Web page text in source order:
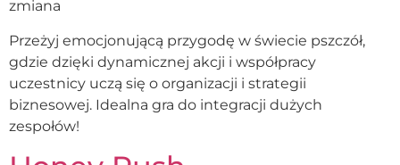
zmiana
Przeżyj emocjonującą przygodę w świecie pszczół,
gdzie dzięki dynamicznej akcji i współpracy
uczestnicy uczą się o organizacji i strategii
biznesowej. Idealna gra do integracji dużych
zespołów!